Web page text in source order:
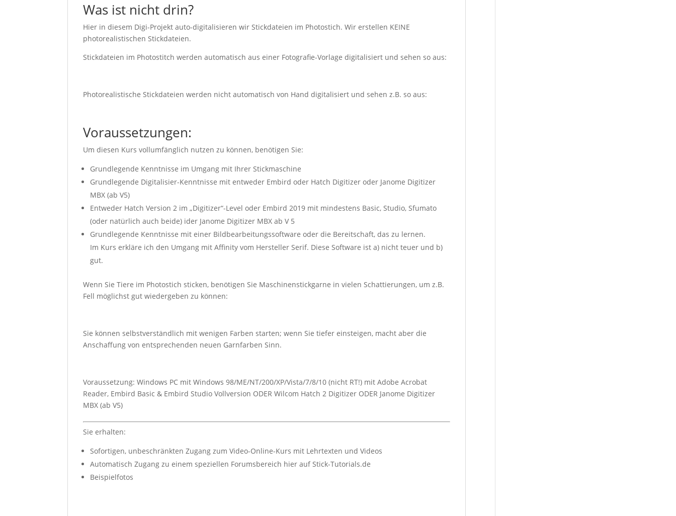
Was ist nicht drin?
Hier in diesem Digi-Projekt auto-digitalisieren wir Stickdateien im Photostich. Wir erstellen KEINE
photorealistischen Stickdateien.
Stickdateien im Photostitch werden automatisch aus einer Fotografie-Vorlage digitalisiert und sehen so aus:
Photorealistische Stickdateien werden nicht automatisch von Hand digitalisiert und sehen z.B. so aus:
Voraussetzungen:
Um diesen Kurs vollumfänglich nutzen zu können, benötigen Sie:
Grundlegende Kenntnisse im Umgang mit Ihrer Stickmaschine
Grundlegende Digitalisier-Kenntnisse mit entweder Embird oder Hatch Digitizer oder Janome Digitizer
MBX (ab V5)
Entweder Hatch Version 2 im „Digitizer“-Level oder Embird 2019 mit mindestens Basic, Studio, Sfumato
(oder natürlich auch beide) ider Janome Digitizer MBX ab V 5
Grundlegende Kenntnisse mit einer Bildbearbeitungssoftware oder die Bereitschaft, das zu lernen.
Im Kurs erkläre ich den Umgang mit Affinity vom Hersteller Serif. Diese Software ist a) nicht teuer und b)
gut.
Wenn Sie Tiere im Photostich sticken, benötigen Sie Maschinenstickgarne in vielen Schattierungen, um z.B.
Fell möglichst gut wiedergeben zu können:
Sie können selbstverständlich mit wenigen Farben starten; wenn Sie tiefer einsteigen, macht aber die
Anschaffung von entsprechenden neuen Garnfarben Sinn.
Voraussetzung: Windows PC mit Windows 98/ME/NT/200/XP/Vista/7/8/10 (nicht RT!) mit Adobe Acrobat
Reader, Embird Basic & Embird Studio Vollversion ODER Wilcom Hatch 2 Digitizer ODER Janome Digitizer
MBX (ab V5)
Sie erhalten:
Sofortigen, unbeschränkten Zugang zum Video-Online-Kurs mit Lehrtexten und Videos
Automatisch Zugang zu einem speziellen Forumsbereich hier auf Stick-Tutorials.de
Beispielfotos